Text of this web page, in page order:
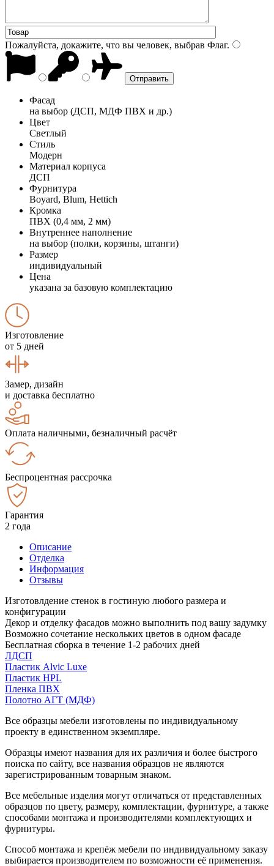
Пожалуйста, докажите, что вы человек, выбрав Флаг.
Фасад
на выбор (ДСП, МДФ ПВХ и др.)
Цвет
Светлый
Стиль
Модерн
Материал корпуса
ДСП
Фурнитура
Boyard, Blum, Hettich
Кромка
ПВХ (0,4 мм, 2 мм)
Внутреннее наполнение
на выбор (полки, корзины, штанги)
Размер
индивидуальный
Цена
указана за базовую комплектацию
Изготовление
от 5 дней
Замер, дизайн
и доставка бесплатно
Оплата наличными, безналичный расчёт
Беспроцентная рассрочка
Гарантия
2 года
Описание
Отделка
Информация
Отзывы
Изготовлдение стенок в гостиную любого размера и
конфигурации
Декор и отделку фасадов можно выполнить под вашу задумку
Возможно сочетание нескольких цветов в одном фасаде
Бесплатная сборка в течение 1-2 рабочих дней
ЛДСП
Пластик Alvic Luxe
Пластик HPL
Пленка ПВХ
Полотно АГТ (МДФ)
Все образцы мебели изготовлены по индивидуальному
проекту в единственном экземпляре.
Образцы имеют названия для их различия и более быстрого
поиска по сайту, все названия образцов не являются
зарегистрированным товарным знаком.
Все мебельные изделия могут отличаться от представленных
образцов по цвету, размеру, комплектации, фурнитуре, а также
способами монтажа и производителями комплектующих и
фурнитуры.
Способ монтажа и крепёж мебели по индивидуальному заказу
выбирается производителем по возможности её применения.